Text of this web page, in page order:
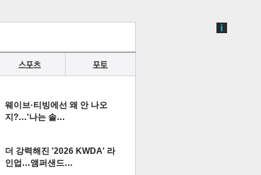
웨이브·티빙에선 왜 안 나오
지?…'나는 솔…
더 강력해진 '2026 KWDA' 라
인업…앰퍼샌드…